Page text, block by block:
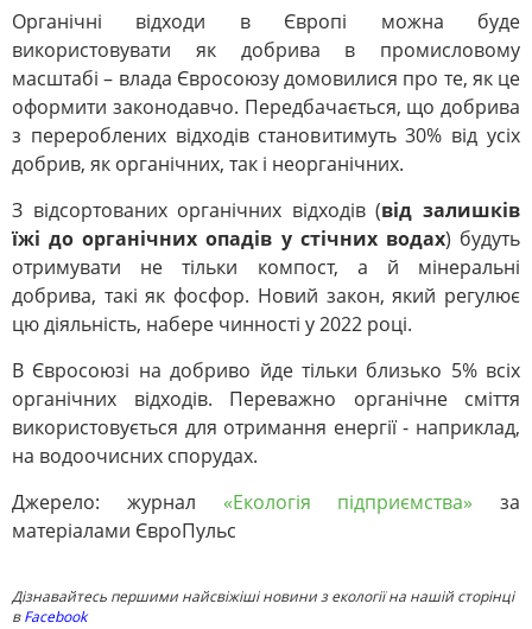
Органічні відходи в Європі можна буде
використовувати як добрива в промисловому
масштабі – влада Євросоюзу домовилися про те, як це
оформити законодавчо. Передбачається, що добрива
з перероблених відходів становитимуть 30% від усіх
добрив, як органічних, так і неорганічних.
З відсортованих органічних відходів (від залишків
їжі до органічних опадів у стічних водах) будуть
отримувати не тільки компост, а й мінеральні
добрива, такі як фосфор. Новий закон, який регулює
цю діяльність, набере чинності у 2022 році.
В Євросоюзі на добриво йде тільки близько 5% всіх
органічних відходів. Переважно органічне сміття
використовується для отримання енергії - наприклад,
на водоочисних спорудах.
Джерело: журнал «Екологія підприємства» за
матеріалами ЄвроПульс
Дізнавайтесь першими найсвіжіші новини з екології на нашій сторінці
вFacebook